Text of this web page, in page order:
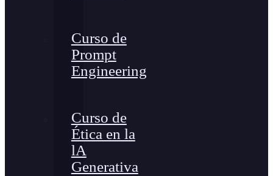
Curso de
Prompt
Engineering
Curso de
Ética en la
lA
Generativa